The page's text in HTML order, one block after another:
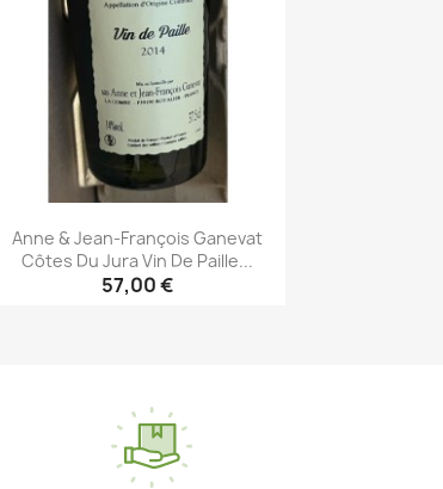
Anne & Jean-François Ganevat
Côtes Du Jura Vin De Paille...
57,00 €